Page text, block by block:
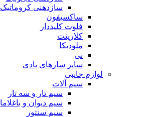
سازدهنی کروماتیک
ساکسیفون
فلوت کلیددار
کلارینت
ملودیکا
نی
سایر سازهای بادی
لوازم جانبی
سیم آلات
سیم تار و سه تار
سیم دیوان و باغلاما
سیم سنتور